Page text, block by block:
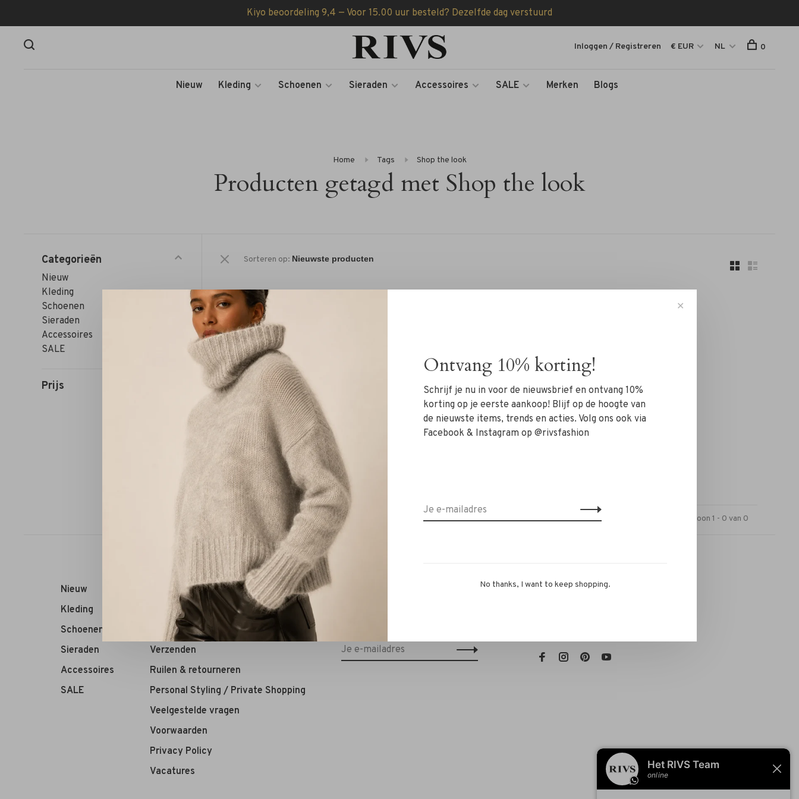
Kiyo beoordeling 9,4 — Voor 15.00 uur besteld? Dezelfde dag verstuurd
Nieuw Kleding Schoenen Sieraden Accessoires SALE Merken Blogs
Inloggen / Registreren € EUR NL 0
Home Tags Shop the look
Producten getagd met Shop the look
Categorieën
Nieuw
Kleding
Schoenen
Sieraden
Accessoires
SALE
Prijs
Sorteren op:
Geen producten gevonden!...
Sorteren op: Toon 1 - 0 van 0
Nieuw
Kleding
Schoenen
Sieraden
Accessoires
SALE
RIVS Store
Over ons
Contact
Verzenden
Ruilen & retourneren
Personal Styling / Private Shopping
Veelgestelde vragen
Voorwaarden
Privacy Policy
Vacatures
Schrijf je in voor onze nieuwsbrief en
RIVS Store
✕
Ontvang 10% korting!
Schrijf je nu in voor de nieuwsbrief en ontvang 10%
korting op je eerste aankoop! Blijf op de hoogte van
de nieuwste items, trends en acties. Volg ons ook via
Facebook & Instagram op @rivsfashion
No thanks, I want to keep shopping.